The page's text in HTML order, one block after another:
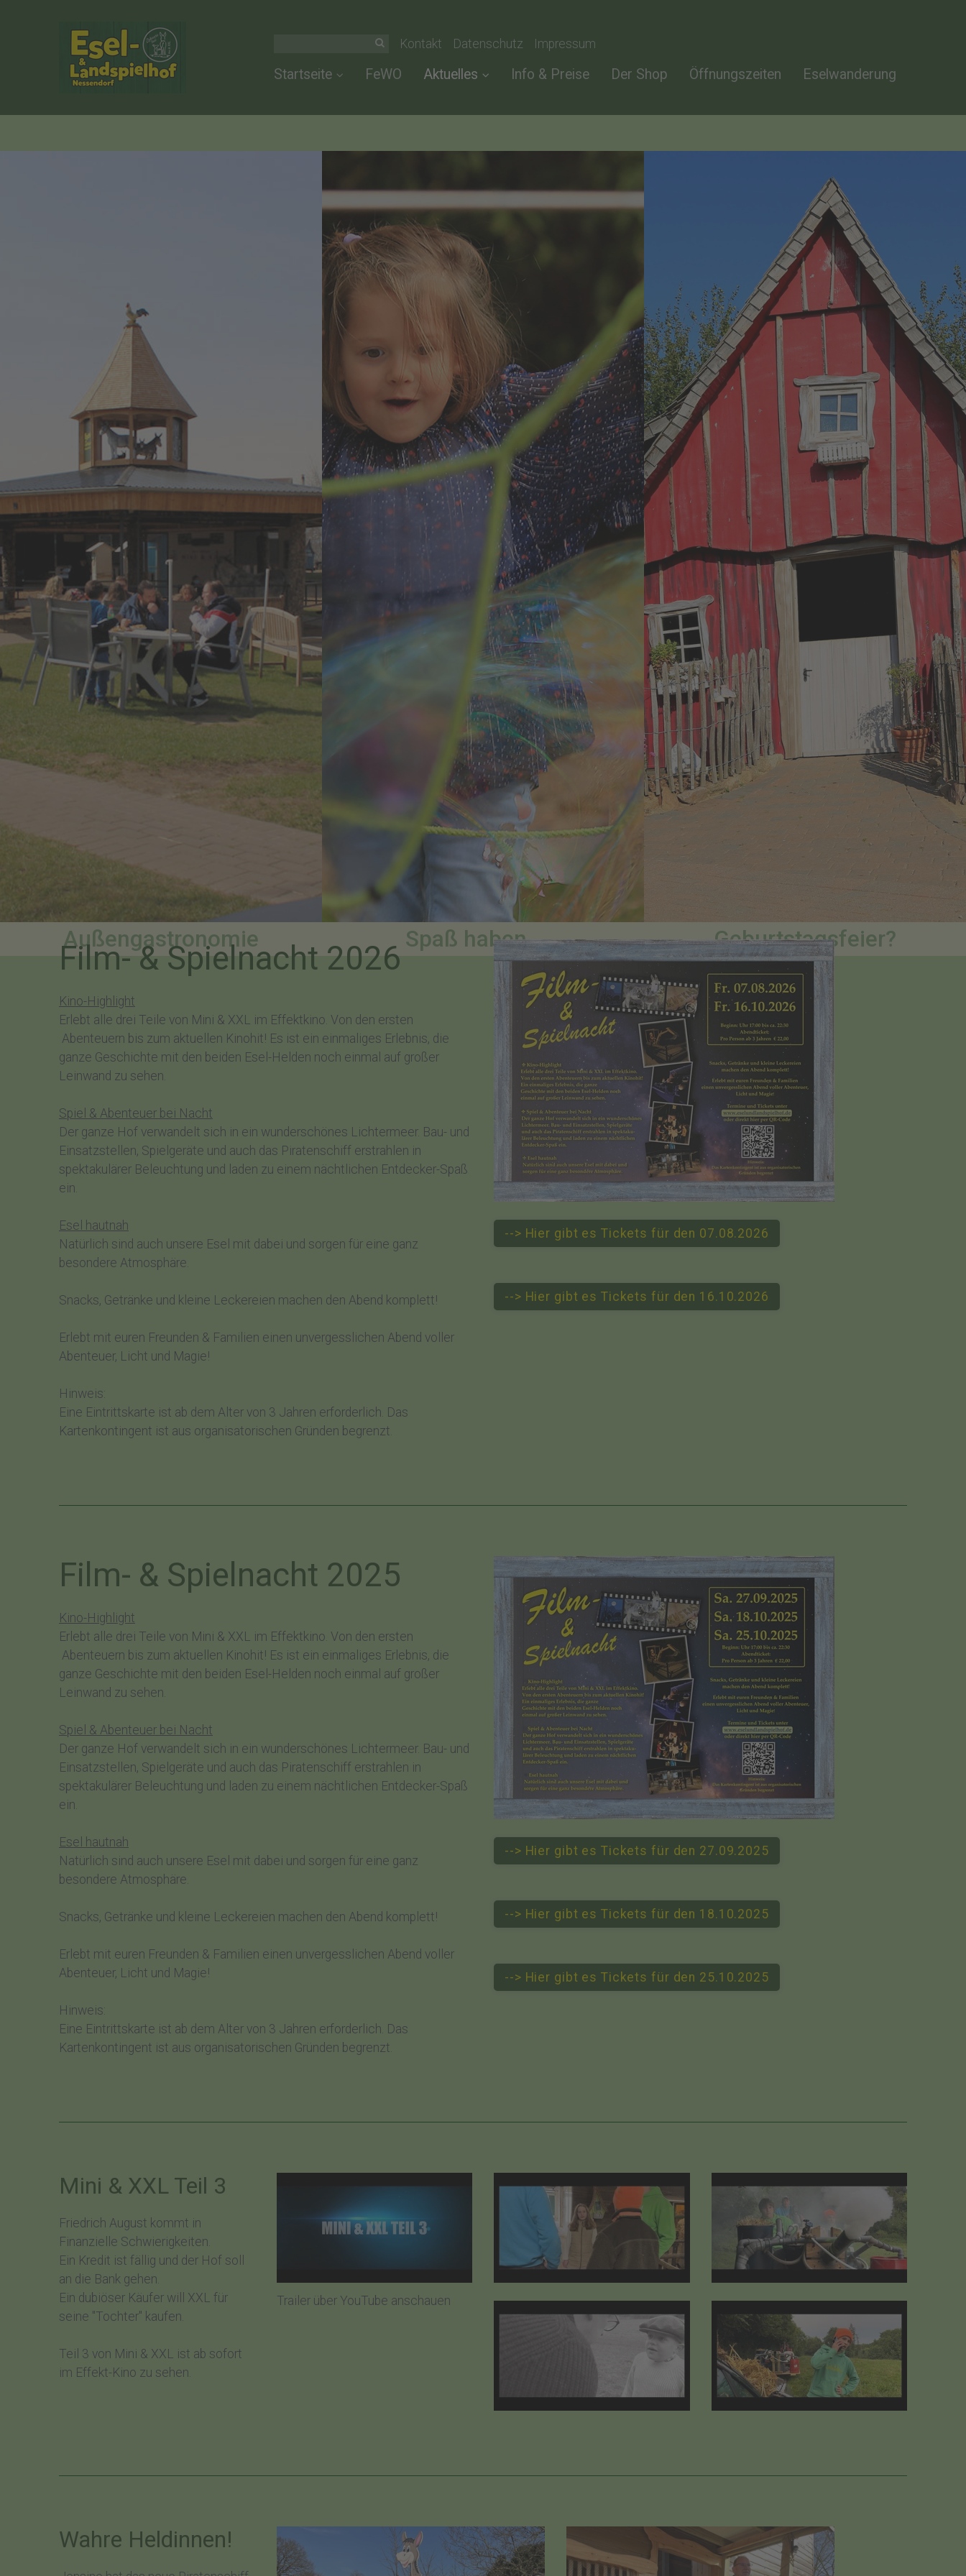
Kontakt Datenschutz Impressum
Startseite FeWO Aktuelles Info & Preise Der Shop Öffnungszeiten Eselwanderung
Außengastronomie Spaß haben . . . Geburtstagsfeier?
Film- & Spielnacht 2026
Kino-Highlight
Erlebt alle drei Teile von Mini & XXL im Effektkino. Von den ersten
Abenteuern bis zum aktuellen Kinohit! Es ist ein einmaliges Erlebnis, die
ganze Geschichte mit den beiden Esel-Helden noch einmal auf großer
Leinwand zu sehen.
Spiel & Abenteuer bei Nacht
Der ganze Hof verwandelt sich in ein wunderschönes Lichtermeer. Bau- und
Einsatzstellen, Spielgeräte und auch das Piratenschiff erstrahlen in
spektakulärer Beleuchtung und laden zu einem nächtlichen Entdecker-Spaß
ein.
Esel hautnah
Natürlich sind auch unsere Esel mit dabei und sorgen für eine ganz
besondere Atmosphäre.
Snacks, Getränke und kleine Leckereien machen den Abend komplett!
Erlebt mit euren Freunden & Familien einen unvergesslichen Abend voller
Abenteuer, Licht und Magie!
Hinweis:
Eine Eintrittskarte ist ab dem Alter von 3 Jahren erforderlich. Das
Kartenkontingent ist aus organisatorischen Gründen begrenzt.
--> Hier gibt es Tickets für den 07.08.2026
--> Hier gibt es Tickets für den 16.10.2026
Film- & Spielnacht 2025
Kino-Highlight
Erlebt alle drei Teile von Mini & XXL im Effektkino. Von den ersten
Abenteuern bis zum aktuellen Kinohit! Es ist ein einmaliges Erlebnis, die
ganze Geschichte mit den beiden Esel-Helden noch einmal auf großer
Leinwand zu sehen.
Spiel & Abenteuer bei Nacht
Der ganze Hof verwandelt sich in ein wunderschönes Lichtermeer. Bau- und
Einsatzstellen, Spielgeräte und auch das Piratenschiff erstrahlen in
spektakulärer Beleuchtung und laden zu einem nächtlichen Entdecker-Spaß
ein.
Esel hautnah
Natürlich sind auch unsere Esel mit dabei und sorgen für eine ganz
besondere Atmosphäre.
Snacks, Getränke und kleine Leckereien machen den Abend komplett!
Erlebt mit euren Freunden & Familien einen unvergesslichen Abend voller
Abenteuer, Licht und Magie!
Hinweis:
Eine Eintrittskarte ist ab dem Alter von 3 Jahren erforderlich. Das
Kartenkontingent ist aus organisatorischen Gründen begrenzt.
--> Hier gibt es Tickets für den 27.09.2025
--> Hier gibt es Tickets für den 18.10.2025
--> Hier gibt es Tickets für den 25.10.2025
Mini & XXL Teil 3
Friedrich August kommt in
Finanzielle Schwierigkeiten.
Ein Kredit ist fällig und der Hof soll
an die Bank gehen.
Ein dubiöser Käufer will XXL für
seine "Tochter" kaufen.
Teil 3 von Mini & XXL ist ab sofort
im Effekt-Kino zu sehen.
​Trailer über YouTube anschauen
Wahre Heldinnen!